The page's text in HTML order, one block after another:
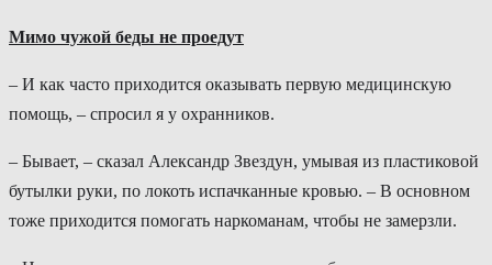
Мимо чужой беды не проедут
– И как часто приходится оказывать первую медицинскую
помощь, – спросил я у охранников.
– Бывает, – сказал Александр Звездун, умывая из пластиковой
бутылки руки, по локоть испачканные кровью. – В основном
тоже приходится помогать наркоманам, чтобы не замерзли.